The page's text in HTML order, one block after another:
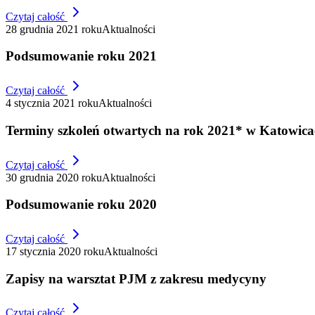
Czytaj całość
28 grudnia 2021 rokuAktualności
Podsumowanie roku 2021
Czytaj całość
4 stycznia 2021 rokuAktualności
Terminy szkoleń otwartych na rok 2021* w
Czytaj całość
30 grudnia 2020 rokuAktualności
Podsumowanie roku 2020
Czytaj całość
17 stycznia 2020 rokuAktualności
Zapisy na warsztat PJM z zakresu medycyny